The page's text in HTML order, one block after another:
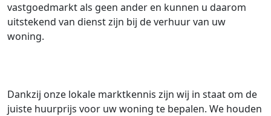
vastgoedmarkt als geen ander en kunnen u daarom
uitstekend van dienst zijn bij de verhuur van uw
woning.
Dankzij onze lokale marktkennis zijn wij in staat om de
juiste huurprijs voor uw woning te bepalen. We houden